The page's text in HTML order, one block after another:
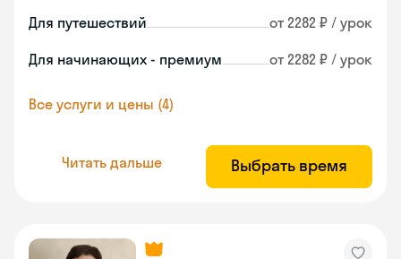
Для путешествий от 2282 ₽ / урок
Для начинающих - премиум от 2282 ₽ / урок
Все услуги и цены (4)
Читать дальше Выбрать время